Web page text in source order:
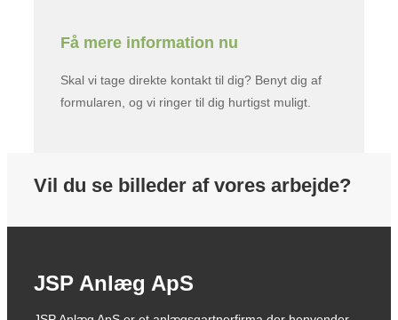
Få mere information nu
Skal vi tage direkte kontakt til dig? Benyt dig af
formularen, og vi ringer til dig hurtigst muligt.
Vil du se billeder af vores arbejde?
JSP Anlæg ApS